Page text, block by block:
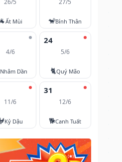
🐐Ất Mùi 🐒Bính Thân
4/6
Nhâm Dần
24
5/6
🐈Quý Mão
11/6
Kỷ Dậu
31
12/6
🐕Canh Tuất